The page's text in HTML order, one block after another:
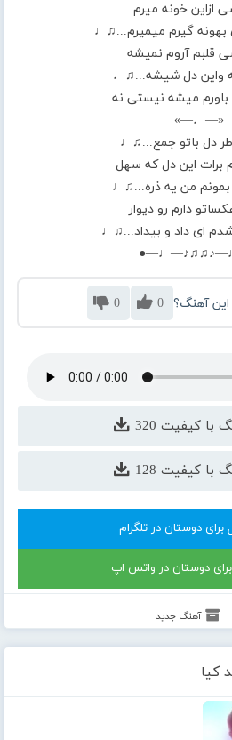
ازاین خونه میرم
بهونه گیرم میمیرم...♫♩
قلبم آروم نمیشه
واین دل شیشه...♫♩
باورم میشه نیستی نه
«—♩—»
دل باتو جمع...♫♩
برات این دل که سهل
بمونم من یه ذره...♫♩
دارم رو دیوار
ای داد و بیداد...♫♩
این آهنگ؟ 0
0
با کیفیت 320
با کیفیت 128
برای دوستان در تلگرام
برای دوستان در واتس اپ
آهنگ جدید
کیا